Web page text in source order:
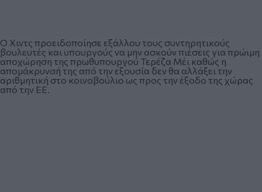
Ο Χιντς προειδοποίησε εξάλλου τους συντηρητικούς
βουλευτές και υπουργούς να μην ασκούν πιέσεις για πρώιμη
αποχώρηση της πρωθυπουργού Τερέζα Μέι καθώς η
απομάκρυνσή της από την εξουσία δεν θα αλλάξει την
αριθμητική στο κοινοβούλιο ως προς την έξοδο της χώρας
από την ΕΕ.